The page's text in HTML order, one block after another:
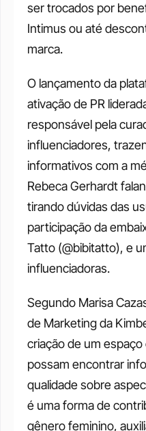
ser trocados por
Intimus ou até
marca.
O lançamento da
ativação de PR
responsável pela
influenciadores,
informativos com a
Rebeca Gerhardt
tirando dúvidas das
participação da
Tatto (@bibitatto), e
influenciadoras.
Segundo Marisa
de Marketing da
criação de um
possam encontrar
qualidade sobre
é uma forma de
gênero feminino,